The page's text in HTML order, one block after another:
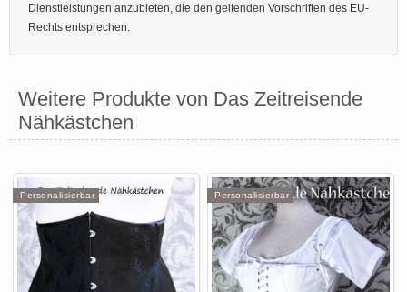
Dienstleistungen anzubieten, die den geltenden Vorschriften des EU-
Rechts entsprechen.
Weitere Produkte von Das Zeitreisende
Nähkästchen
Personalisierbar Personalisierbar